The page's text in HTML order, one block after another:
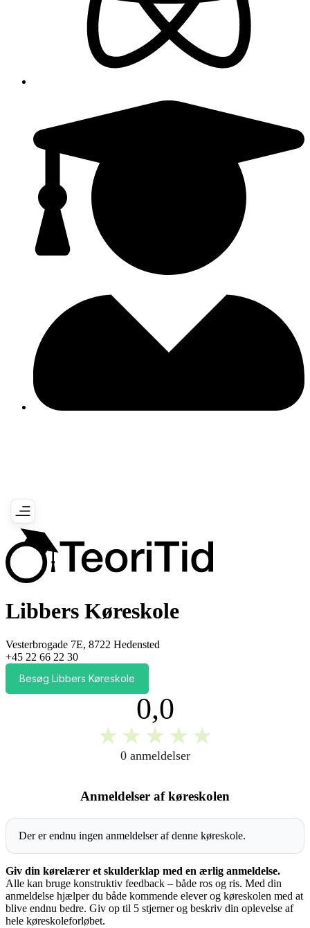
Libbers Køreskole
Vesterbrogade 7E, 8722 Hedensted
+45 22 66 22 30
Besøg Libbers Køreskole
0,0
★ ★ ★ ★ ★
0 anmeldelser
Anmeldelser af køreskolen
Der er endnu ingen anmeldelser af denne køreskole.
Giv din kørelærer et skulderklap med en ærlig anmeldelse.
Alle kan bruge konstruktiv feedback – både ros og ris. Med din
anmeldelse hjælper du både kommende elever og køreskolen med at
blive endnu bedre. Giv op til 5 stjerner og beskriv din oplevelse af
hele køreskoleforløbet.